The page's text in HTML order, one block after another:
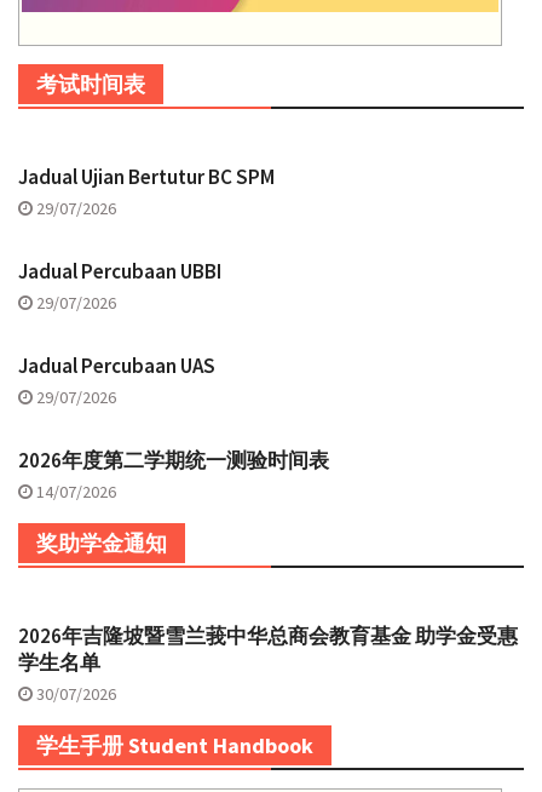
考试时间表
Jadual Ujian Bertutur BC SPM
29/07/2026
Jadual Percubaan UBBI
29/07/2026
Jadual Percubaan UAS
29/07/2026
2026年度第二学期统一测验时间表
14/07/2026
奖助学金通知
2026年吉隆坡暨雪兰莪中华总商会教育基金 助学金受惠
学生名单
30/07/2026
学生手册 Student Handbook